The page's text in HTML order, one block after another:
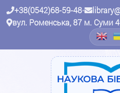
+38(0542)68-59-48•
вул. Роменська, 87 м. Суми